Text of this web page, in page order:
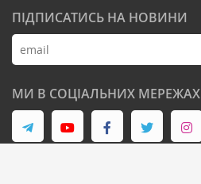
ПІДПИСАТИСЬ НА НОВИНИ
МИ В СОЦІАЛЬНИХ МЕРЕЖАХ